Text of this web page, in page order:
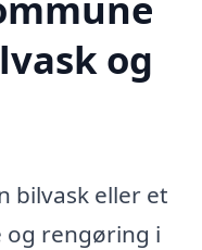
og
bilvask eller et
rengøring i